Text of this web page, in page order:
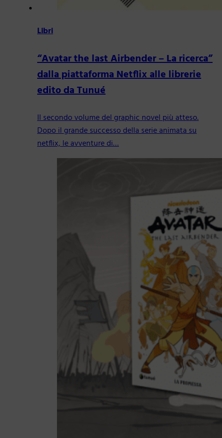
Libri
“Avatar the last Airbender – La ricerca”
dalla piattaforma Netflix alle librerie
edito da Tunué
Il secondo volume del graphic novel più atteso.
Dopo il grande successo della serie animata su
netflix, le avventure di…